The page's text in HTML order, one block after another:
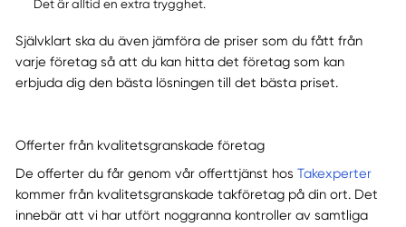
Det är alltid en extra trygghet.
Självklart ska du även jämföra de priser som du fått från
varje företag så att du kan hitta det företag som kan
erbjuda dig den bästa lösningen till det bästa priset.
Offerter från kvalitetsgranskade företag
De offerter du får genom vår offerttjänst hos Takexperter
kommer från kvalitetsgranskade takföretag på din ort. Det
innebär att vi har utfört noggranna kontroller av samtliga